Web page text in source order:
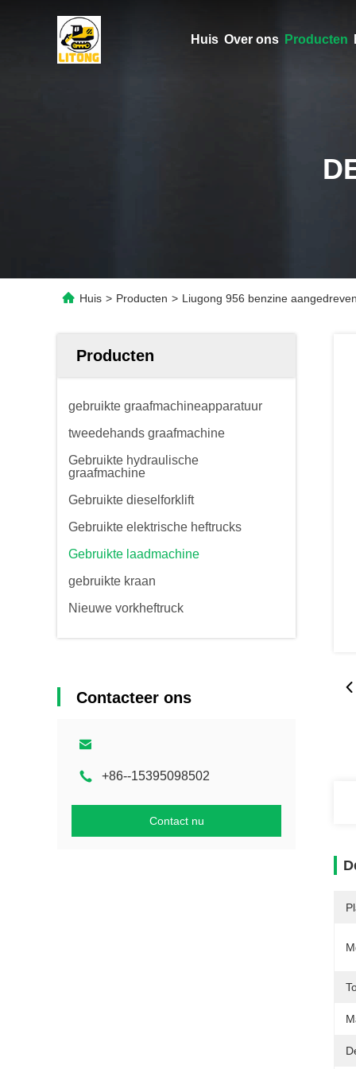
Huis Over ons Producten
Huis > Producten > Liugong 956 benzine
Producten
gebruikte graafmachineapparatuur
tweedehands graafmachine
Gebruikte hydraulische
graafmachine
Gebruikte dieselforklift
Gebruikte elektrische heftrucks
Gebruikte laadmachine
gebruikte kraan
Nieuwe vorkheftruck
Contacteer ons
+86--15395098502
Contact nu